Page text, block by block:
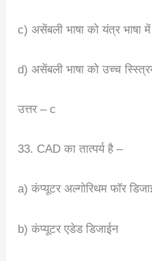
c) असेंबली भाषा को यंत्र भाषा में
d) असेंबली भाषा को उच्च
उत्तर – c
33. CAD का तात्पर्य है –
a) कंप्यूटर अल्गोरिथम फॉर
b) कंप्यूटर एडेड डिजाईन